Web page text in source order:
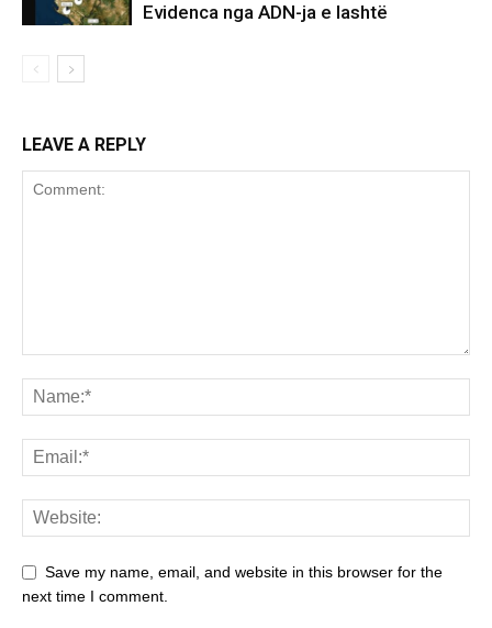
Evidenca nga ADN-ja e lashtë
LEAVE A REPLY
Save my name, email, and website in this browser for the
next time I comment.